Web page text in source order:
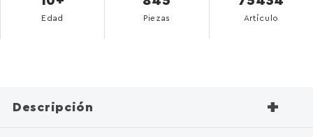
Edad Piezas Artículo
Descripción +